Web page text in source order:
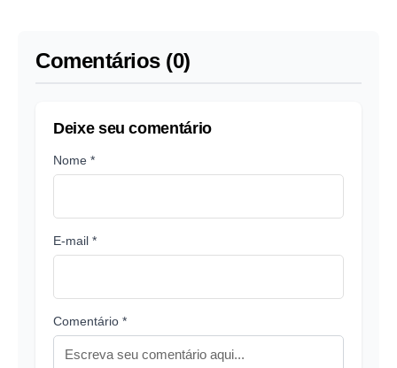
Comentários (0)
Deixe seu comentário
Nome *
E-mail *
Comentário *